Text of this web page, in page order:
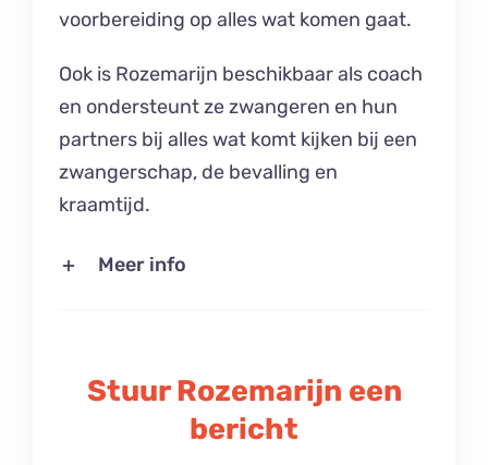
voorbereiding op alles wat komen gaat.
Ook is Rozemarijn beschikbaar als coach
en ondersteunt ze zwangeren en hun
partners bij alles wat komt kijken bij een
zwangerschap, de bevalling en
kraamtijd.
Meer info
Stuur Rozemarijn een
bericht